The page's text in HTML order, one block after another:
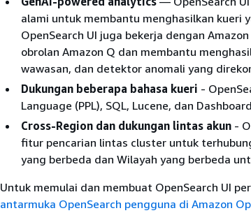
alami untuk membantu menghasilkan kueri
OpenSearch UI juga bekerja dengan
obrolan Amazon Q dan membantu
wawasan, dan detektor anomali yang
Dukungan beberapa bahasa kueri -
Language (PPL), SQL, Lucene, dan
Cross-Region dan dukungan lintas akun -
fitur pencarian lintas cluster untuk
yang berbeda dan Wilayah yang berbeda
Untuk memulai dan membuat OpenSearch UI
antarmuka OpenSearch pengguna di Amazon